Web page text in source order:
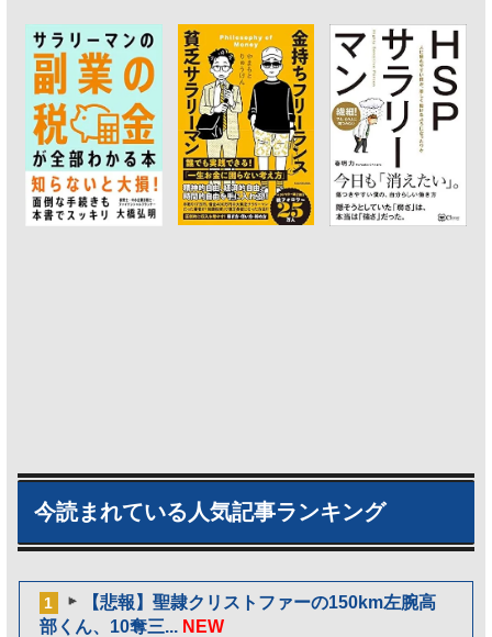
今読まれている人気記事ランキング
1
【悲報】聖隷クリストファーの150km左腕高
部くん、10奪三... NEW